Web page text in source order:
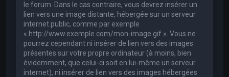
le forum. Dans le cas contraire, vous devrez insérer un
lien vers une image distante, hébergée sur un serveur
internet public, comme par exemple
« http://www.exemple.com/mon-image.gif ». Vous ne
pourrez cependant ni insérer de lien vers des images
présentes sur votre propre ordinateur (à moins, bien
évidemment, que celui-ci soit en lui-même un serveur
internet), ni insérer de lien vers des images hébergées